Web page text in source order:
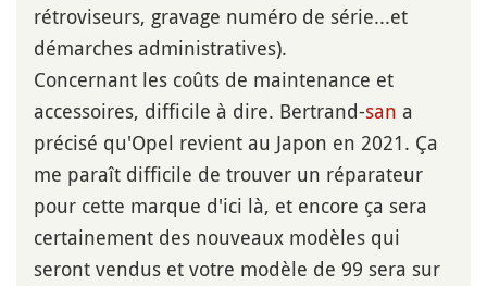
rétroviseurs, gravage numéro de série...et
démarches administratives).
Concernant les coûts de maintenance et
accessoires, difficile à dire. Bertrand-san a
précisé qu'Opel revient au Japon en 2021. Ça
me paraît difficile de trouver un réparateur
pour cette marque d'ici là, et encore ça sera
certainement des nouveaux modèles qui
seront vendus et votre modèle de 99 sera sur